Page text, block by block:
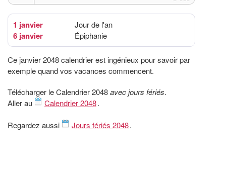
1 janvier Jour de l'an
6 janvier Épiphanie
Ce janvier 2048 calendrier est ingénieux pour savoir par
exemple quand vos vacances commencent.
Télécharger le Calendrier 2048avec jours fériés.
Aller au
Calendrier 2048.
Regardez aussi Jours fériés 2048.